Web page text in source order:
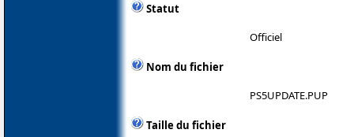
Statut
Officiel
Nom du fichier
PS5UPDATE.PUP
Taille du fichier